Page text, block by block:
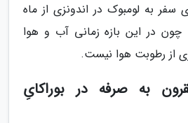
سفر به لومبوک در اندونزی از ماه
در این بازه زمانی آب و هوا
از رطوبت هوا نیست.
به صرفه در بوراکایِ